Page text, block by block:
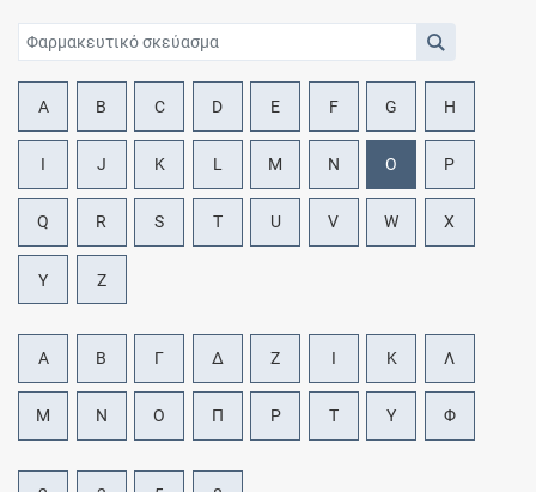
A B C D E F G H
I J K L M N O P
Q R S T U V W X
Y Z
Α Β Γ Δ Ζ Ι Κ Λ
Μ Ν Ο Π Ρ Τ Υ Φ